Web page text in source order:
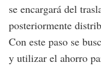
se encargará del
posteriormente
Con este paso se
y utilizar el ahorro